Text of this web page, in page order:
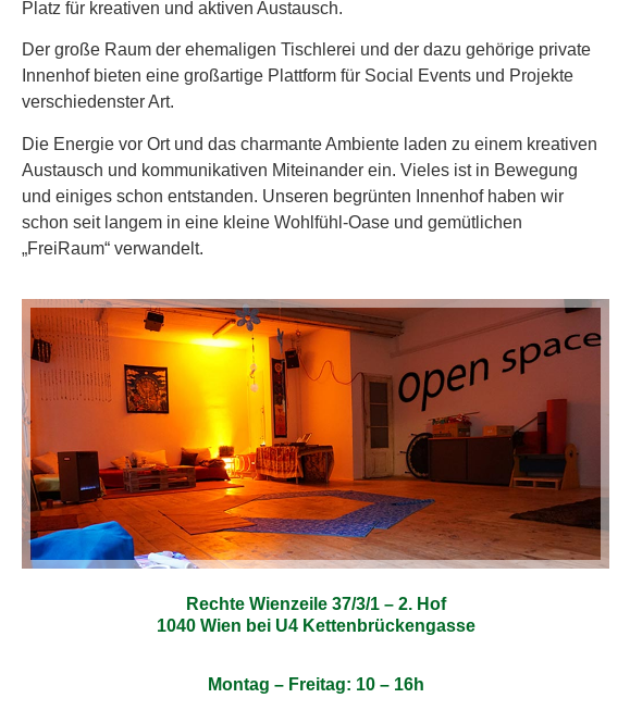
Platz für kreativen und aktiven Austausch.
Der große Raum der ehemaligen Tischlerei und der dazu gehörige private
Innenhof bieten eine großartige Plattform für Social Events und Projekte
verschiedenster Art.
Die Energie vor Ort und das charmante Ambiente laden zu einem kreativen
Austausch und kommunikativen Miteinander ein. Vieles ist in Bewegung
und einiges schon entstanden. Unseren begrünten Innenhof haben wir
schon seit langem in eine kleine Wohlfühl-Oase und gemütlichen
„FreiRaum“ verwandelt.
Rechte Wienzeile 37/3/1 – 2. Hof
1040 Wien bei U4 Kettenbrückengasse
Montag – Freitag: 10 – 16h